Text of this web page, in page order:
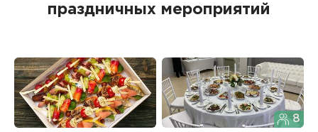
праздничных мероприятий
8